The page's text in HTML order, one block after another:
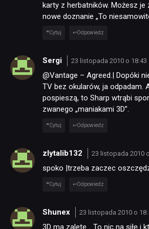
karty z herbatników. Możesz je
nowe doznanie „To
Cytuj Odpowiedz
Sergi 23 listopada 2010 o 18:43
@Vantage – Agreed.| Dopóki
TV bez okularów, ja odpadam.
pospieszą, to Sharp wtrąbi
zwanego „maniakami 3D”.
Cytuj Odpowiedz
zlytalib132 23 listopada 2010
spoko |trzeba zaczec
Cytuj Odpowiedz
Shunex 23 listopada 2010 o